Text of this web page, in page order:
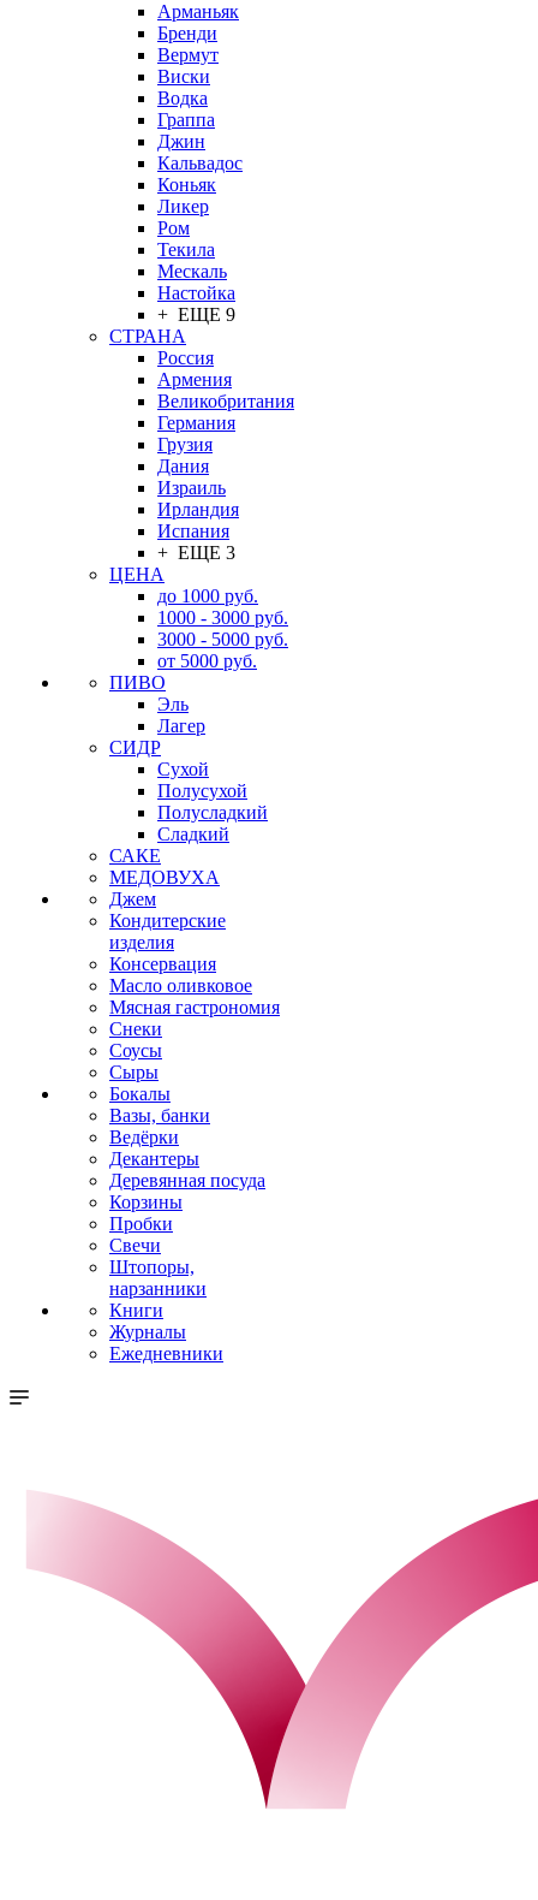
Арманьяк
Бренди
Вермут
Виски
Водка
Граппа
Джин
Кальвадос
Коньяк
Ликер
Ром
Текила
Мескаль
Настойка
+ ЕЩЕ 9
СТРАНА
Россия
Армения
Великобритания
Германия
Грузия
Дания
Израиль
Ирландия
Испания
+ ЕЩЕ 3
ЦЕНА
до 1000 руб.
1000 - 3000 руб.
3000 - 5000 руб.
от 5000 руб.
ПИВО
Эль
Лагер
СИДР
Сухой
Полусухой
Полусладкий
Сладкий
САКЕ
МЕДОВУХА
Джем
Кондитерские
изделия
Консервация
Масло оливковое
Мясная гастрономия
Снеки
Соусы
Сыры
Бокалы
Вазы, банки
Ведёрки
Декантеры
Деревянная посуда
Корзины
Пробки
Свечи
Штопоры,
нарзанники
Книги
Журналы
Ежедневники